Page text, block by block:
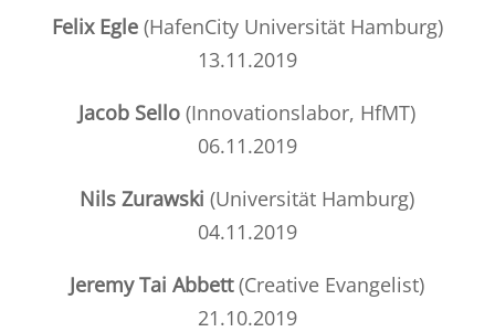
Felix Egle(HafenCity Universität Hamburg)
13.11.2019
Jacob Sello (Innovationslabor, HfMT)
06.11.2019
Nils Zurawski (Universität Hamburg)
04.11.2019
Jeremy Tai Abbett(Creative Evangelist)
21.10.2019